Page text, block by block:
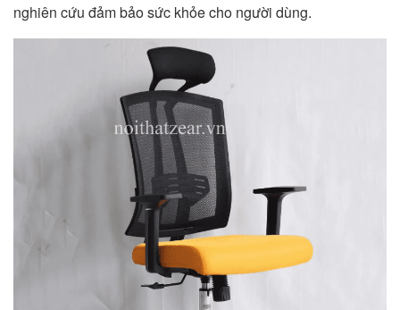
nghiên cứu đảm bảo sức khỏe cho người dùng.